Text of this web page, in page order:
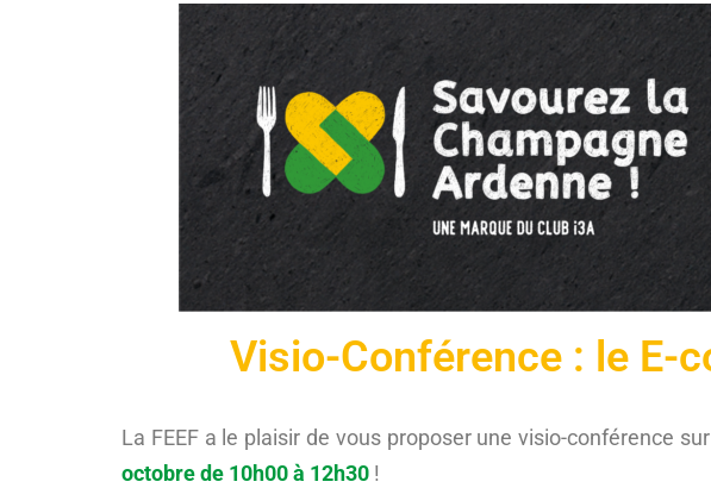
Visio-Conférence : le E-
La FEEF a le plaisir de vous proposer une visio-conférence
octobre de 10h00 à 12h30 !